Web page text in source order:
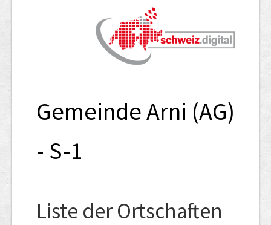
Gemeinde Arni (AG)
- S-1
Liste der Ortschaften